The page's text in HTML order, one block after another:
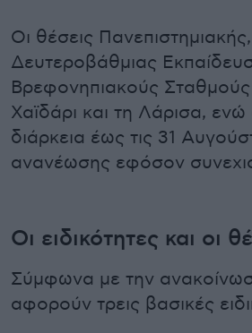
Οι θέσεις
Δευτεροβάθμιας
Βρεφονηπιακούς
Χαϊδάρι και τη Λάρισα,
διάρκεια έως τις 31
ανανέωσης εφόσον
Οι ειδικότητες και οι
Σύμφωνα με την
αφορούν τρεις βασικές